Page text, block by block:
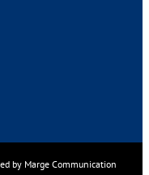
by Marge Communication